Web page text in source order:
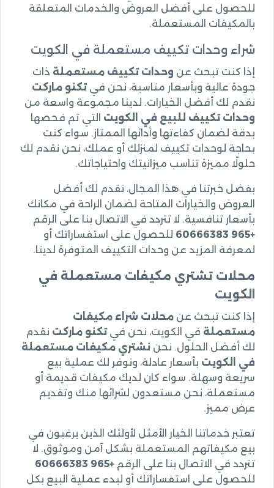
للحصول على أفضل العروض والخدمات المتعلقة
بالمكيفات المستعملة.
شراء وحدات تكييف مستعملة في الكويت
إذا كنت تبحث عن وحدات تكييف مستعملةذات
جودة عالية وبأسعار مناسبة، نحن في تكنو ماركت
نقدم لك أفضل الخيارات. لدينا مجموعة واسعة من
وحدات تكييف للبيع في الكويتالتي تم فحصها
بدقة لضمان كفاءتها وأدائها الممتاز. سواء كنت
بحاجة لوحدات تكييف لمنزلك أو عملك، نحن نقدم لك
حلولًا مميزة تناسب ميزانيتك واحتياجاتك.
بفضل خبرتنا في هذا المجال، نقدم لك أفضل
العروض والخيارات المتاحة لضمان الراحة في مكانك
بأسعار تنافسية. لا تتردد في الاتصال بنا على الرقم
للحصول على استفساراتك أو
لمعرفة المزيد عن وحدات التكييف المتوفرة لدينا.
محلات تشتري مكيفات مستعملة في
الكويت
إذا كنت تبحث عن محلات شراء مكيفات
مستعملةفي الكويت، نحن في تكنو ماركتنقدم
لك أفضل الحلول. نحننشتري مكيفات مستعملة
في الكويتبأسعار عادلة، ونوفر لك عملية بيع
سريعة وسهلة. سواء كان لديك مكيفات قديمة أو
مستعملة، نحن مستعدون لشرائها منك وتقديم
عرض مميز.
تعتبر خدماتنا الخيار الأمثل لأولئك الذين يرغبون في
بيع مكيفاتهم المستعملة بشكل آمن وموثوق. لا
تتردد في الاتصال بنا على الرقم+965 60666383
للحصول على استفساراتك أو لبدء عملية البيع بكل